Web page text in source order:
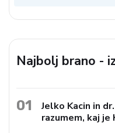
Najbolj brano -
01
Jelko Kacin in
razumem, kaj je